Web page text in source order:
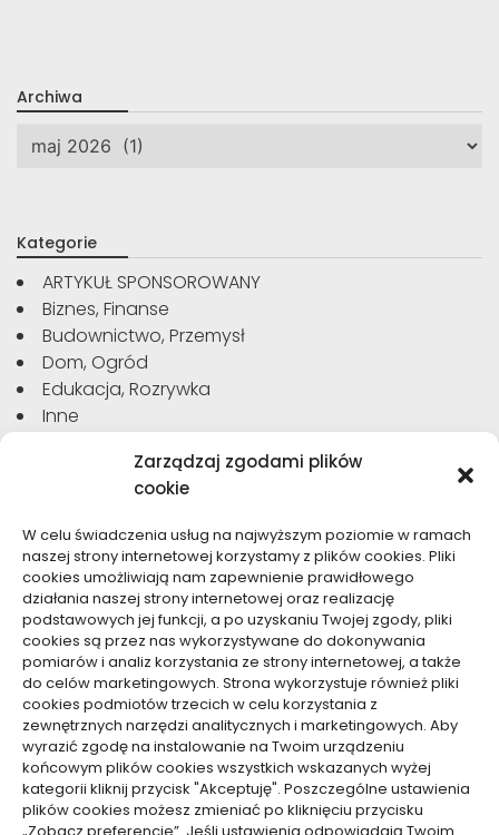
Zarządzaj zgodami plików
cookie
W celu świadczenia usług na najwyższym poziomie w ramach
naszej strony internetowej korzystamy z plików cookies. Pliki
cookies umożliwiają nam zapewnienie prawidłowego
działania naszej strony internetowej oraz realizację
podstawowych jej funkcji, a po uzyskaniu Twojej zgody, pliki
cookies są przez nas wykorzystywane do dokonywania
pomiarów i analiz korzystania ze strony internetowej, a także
do celów marketingowych. Strona wykorzystuje również pliki
cookies podmiotów trzecich w celu korzystania z
zewnętrznych narzędzi analitycznych i marketingowych. Aby
wyrazić zgodę na instalowanie na Twoim urządzeniu
końcowym plików cookies wszystkich wskazanych wyżej
kategorii kliknij przycisk "Akceptuję". Poszczególne ustawienia
plików cookies możesz zmieniać po kliknięciu przycisku
Archiwa
Archiwa
Kategorie
ARTYKUŁ SPONSOROWANY
Biznes, Finanse
Budownictwo, Przemysł
Dom, Ogród
Edukacja, Rozrywka
Inne
Motoryzacja, Transport
Sport, Turystyka
Technologie
Usługi
Zdrowie, Medycyna
Dolącz do nas
Lubisz pisać teksty i chciałbyś się podzielić swoją
wiedzą z innymi? Dołącz do nas już teraz. Podziel się
swoją wiedzą z innymi.